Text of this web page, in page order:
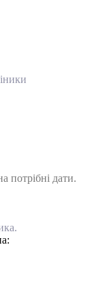
потрібні дати.